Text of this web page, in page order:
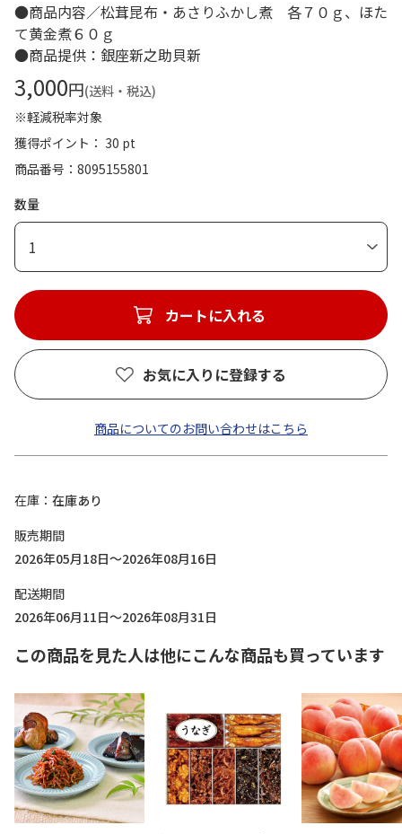
●商品内容／松茸昆布・あさりふかし煮 各７０ｇ、ほた
て黄金煮６０ｇ
●商品提供：銀座新之助貝新
3,000円(送料・税込)
※軽減税率対象
獲得ポイント： 30 pt
商品番号
8095155801
数量
1
カートに入れる
お気に入りに登録する
商品についてのお問い合わせはこちら
在庫
在庫あり
販売期間
2026年05月18日～2026年08月16日
配送期間
2026年06月11日～2026年08月31日
この商品を見た人は他にこんな商品も買っています